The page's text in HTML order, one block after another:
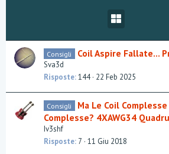
Consigli Coil Aspire Fallate...
Sva3d
Risposte 144 22 Feb 2025
Consigli
Ma Le Coil
Complesse? 4XAWG34
Iv3shf
Risposte 7 11 Giu 2018